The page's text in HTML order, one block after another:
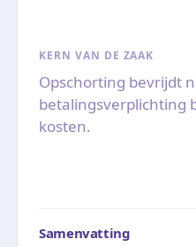
KERN VAN DE ZAAK
Opschorting bevrijdt
betalingsverplichting
kosten.
Samenvatting